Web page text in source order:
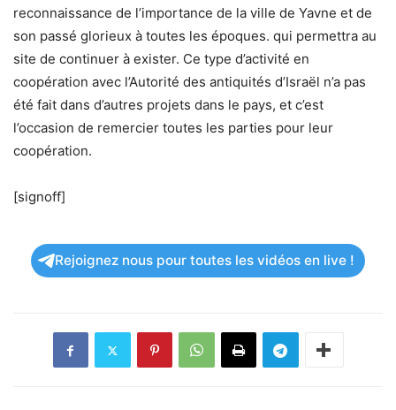
reconnaissance de l’importance de la ville de Yavne et de
son passé glorieux à toutes les époques. qui permettra au
site de continuer à exister. Ce type d’activité en
coopération avec l’Autorité des antiquités d’Israël n’a pas
été fait dans d’autres projets dans le pays, et c’est
l’occasion de remercier toutes les parties pour leur
coopération.
[signoff]
Rejoignez nous pour toutes les vidéos en live !